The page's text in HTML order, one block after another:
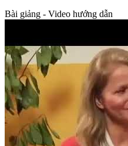
Bài giảng - Video hướng dẫn